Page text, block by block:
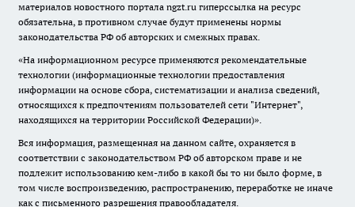
материалов новостного портала ngzt.ru гиперссылка на ресурс
обязательна, в противном случае будут применены нормы
законодательства РФ об авторских и смежных правах.
«На информационном ресурсе применяются рекомендательные
технологии (информационные технологии предоставления
информации на основе сбора, систематизации и анализа сведений,
относящихся к предпочтениям пользователей сети "Интернет",
находящихся на территории Российской Федерации)».
Вся информация, размещенная на данном сайте, охраняется в
соответствии с законодательством РФ об авторском праве и не
подлежит использованию кем-либо в какой бы то ни было форме, в
том числе воспроизведению, распространению, переработке не иначе
как с письменного разрешения правообладателя.